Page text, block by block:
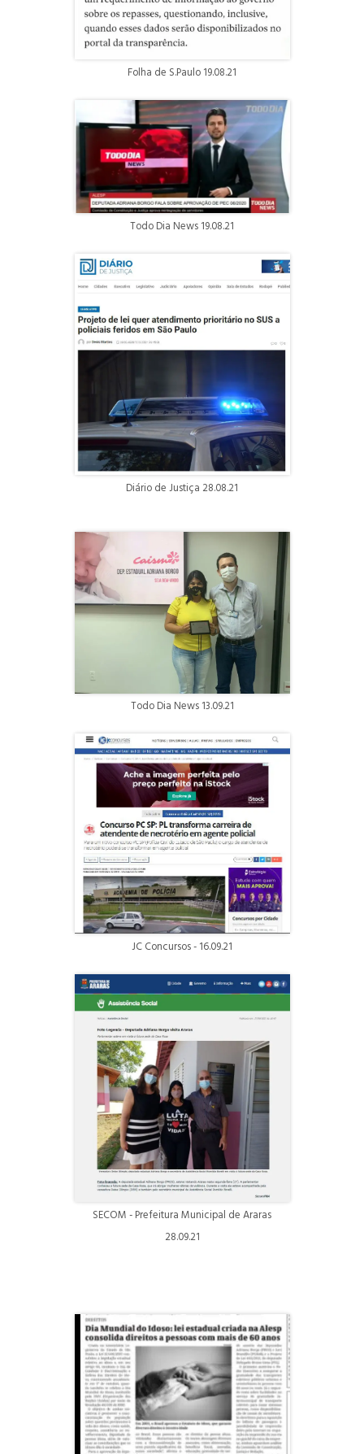
Folha de S.Paulo 19.08.21
Todo Dia News 19.08.21
Diário de Justiça 28.08.21
Todo Dia News 13.09.21
JC Concursos - 16.09.21
SECOM - Prefeitura Municipal de Araras
28.09.21